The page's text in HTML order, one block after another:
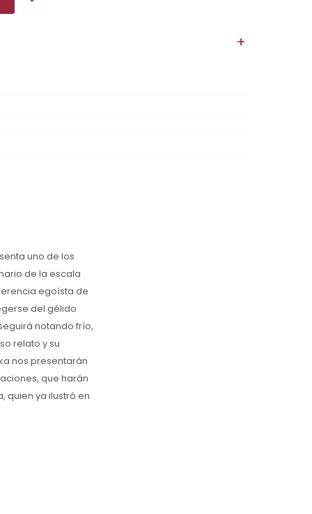
uno de los
de la escala
egoísta de
del gélido
notando frío,
relato y su
nos presentarán
que harán
quien ya ilustró en